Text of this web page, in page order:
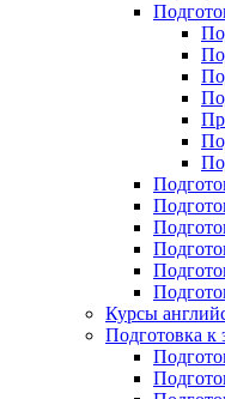
Курсы
Подготовка к